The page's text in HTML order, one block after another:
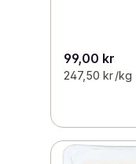
99,00 kr
247,50 kr /kg